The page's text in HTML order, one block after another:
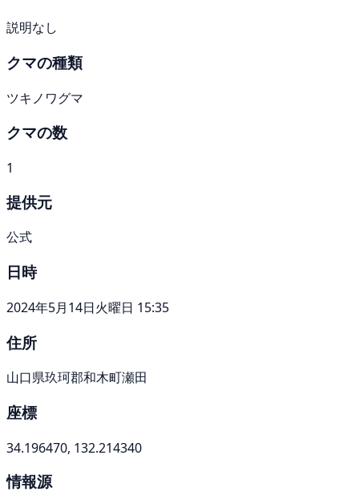
説明なし
クマの種類
ツキノワグマ
クマの数
1
提供元
公式
日時
2024年5月14日火曜日 15:35
住所
山口県玖珂郡和木町瀬田
座標
34.196470, 132.214340
情報源